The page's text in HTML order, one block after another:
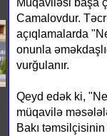
Camalovdur.
açıqlamalarda
onunla
vurğulanır.
Qeyd edək ki,
müqavilə
Bakı